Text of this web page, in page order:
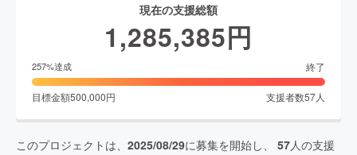
現在の支援総額
1,285,385円
257%達成 終了
目標金額500,000円 支援者数57人
このプロジェクトは、 2025/08/29に募集を開始し、 57人の支援